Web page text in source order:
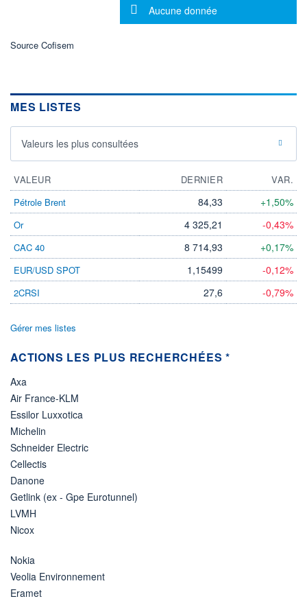
DIVIDENDE
-
PROCHAIN
DIVIDENDE
Non éligible
Boursobank
Message d'information
Aucune donnée
Source Cofisem
MES LISTES
Valeurs les plus consultées
VALEUR DERNIER
VAR.
Pétrole Brent
84,33 +1,50%
Or 4 325,21 -0,43%
CAC 40 8 714,93 +0,17%
EUR/USD SPOT 1,15499 -0,12%
2CRSI 27,6 -0,79%
Gérer mes listes
ACTIONS LES PLUS RECHERCHÉES *
Axa
Air France-KLM
Essilor Luxxotica
Michelin
Schneider Electric
Cellectis
Danone
Getlink (ex - Gpe Eurotunnel)
LVMH
Nicox
Nokia
Veolia Environnement
Eramet